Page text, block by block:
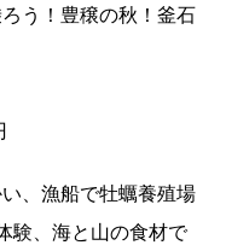
う！豊穣の秋！釜石
、漁船で牡蠣養殖場
験、海と山の食材で